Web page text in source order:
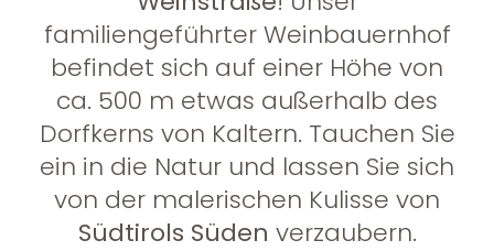
familiengeführter Weinbauernhof
befindet sich auf einer Höhe von
ca. 500 m etwas außerhalb des
Dorfkerns von Kaltern. Tauchen Sie
ein in die Natur und lassen Sie sich
von der malerischen Kulisse von
Südtirols Süden verzaubern.